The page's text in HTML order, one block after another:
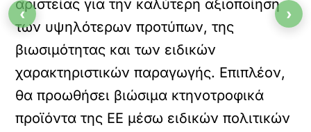
αριστείας για την καλύτερη αξιοποίηση
των υψηλότερων προτύπων, της
βιωσιμότητας και των ειδικών
χαρακτηριστικών παραγωγής. Επιπλέον,
θα προωθήσει βιώσιμα κτηνοτροφικά
προϊόντα της ΕΕ μέσω ειδικών πολιτικών
‹ ›